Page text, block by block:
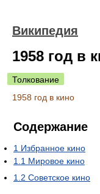
Википедия
1958 год в
Толкование
1958 год в кино
Содержание
1 Избранное кино
1.1 Мировое кино
1.2 Советское кино